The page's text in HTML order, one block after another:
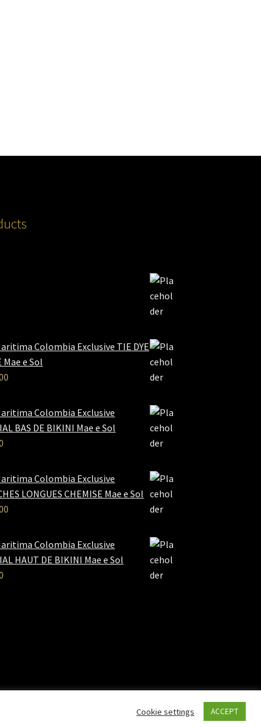
Colombia Exclusive TIE DYE
Mae e Sol
Colombia Exclusive
BAS DE BIKINI Mae e Sol
Colombia Exclusive
LONGUES CHEMISE Mae e Sol
Colombia Exclusive
HAUT DE BIKINI Mae e Sol
Cookie settings ACCEPT